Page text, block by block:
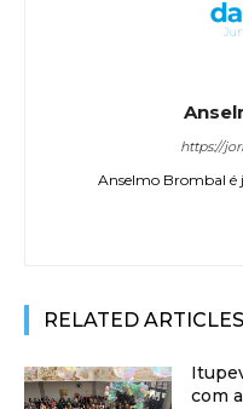
https://
Anselmo Brombal é
RELATED ARTICLES
com